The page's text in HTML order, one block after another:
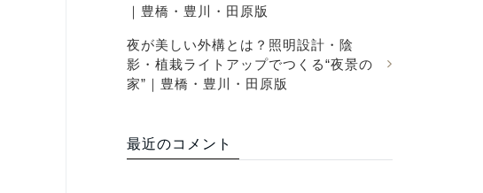
｜豊橋・豊川・田原版
夜が美しい外構とは？照明設計・陰
影・植栽ライトアップでつくる“夜景の
家”｜豊橋・豊川・田原版
最近のコメント